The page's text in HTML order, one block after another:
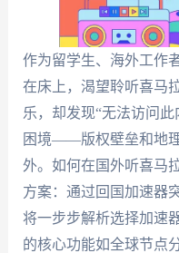
作为留学生、海外工作
在床上，渴望聆听喜马
乐，却发现“无法访问
困境——版权壁垒和地
外。如何在国外听喜马
方案：通过回国加速器
将一步步解析选择加速
的核心功能如全球节点